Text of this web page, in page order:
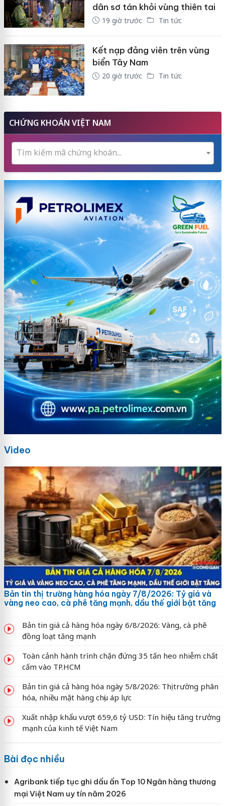
dân sơ tán khỏi vùng thiên tai
19 giờ trước Tin tức
Kết nạp đảng viên trên vùng
biển Tây Nam
20 giờ trước Tin tức
CHỨNG KHOÁN VIỆT NAM
Tìm kiếm mã chứng khoán...
Video
Bản tin thị trường hàng hóa ngày 7/8/2026: Tỷ giá và
vàng neo cao, cà phê tăng mạnh, dầu thế giới bật tăng
Bản tin giá cả hàng hóa ngày 6/8/2026: Vàng, cà phê
đồng loạt tăng mạnh
Toàn cảnh hành trình chặn đứng 35 tấn heo nhiễm chất
cấm vào TP.HCM
Bản tin giá cả hàng hóa ngày 5/8/2026: Thị trường phân
hóa, nhiều mặt hàng chịu áp lực
Xuất nhập khẩu vượt 659,6 tỷ USD: Tín hiệu tăng trưởng
mạnh của kinh tế Việt Nam
Bài đọc nhiều
Agribank tiếp tục ghi dấu ấn Top 10 Ngân hàng thương
mại Việt Nam uy tín năm 2026